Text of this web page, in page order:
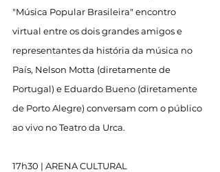
"Música Popular Brasileira" encontro
virtual entre os dois grandes amigos e
representantes da história da música no
País, Nelson Motta (diretamente de
Portugal) e Eduardo Bueno (diretamente
de Porto Alegre) conversam com o público
ao vivo no Teatro da Urca.
17h30 | ARENA CULTURAL